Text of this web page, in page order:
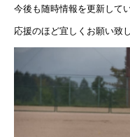
今後も随時情報を更新して
応援のほど宜しくお願い致